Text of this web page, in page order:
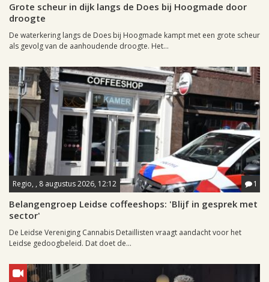
Grote scheur in dijk langs de Does bij Hoogmade door
droogte
De waterkering langs de Does bij Hoogmade kampt met een grote scheur
als gevolg van de aanhoudende droogte. Het...
Regio, , 8 augustus 2026, 12:12 1
Belangengroep Leidse coffeeshops: 'Blijf in gesprek met
sector'
De Leidse Vereniging Cannabis Detaillisten vraagt aandacht voor het
Leidse gedoogbeleid. Dat doet de...